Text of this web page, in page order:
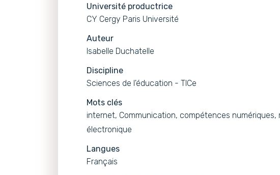
Université productrice
CY Cergy Paris Université
Auteur
Isabelle Duchatelle
Discipline
Sciences de l'éducation - TICe
Mots clés
internet, Communication, compétences numériques,
électronique
Langues
Français